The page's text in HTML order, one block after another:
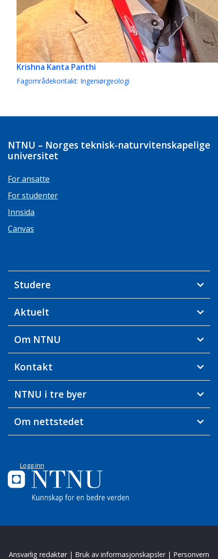
Krishna Kanta Panthi
Fagområdekontakt: Ingeniørgeologi
NTNU – Norges teknisk-naturvitenskapelige
universitet
For ansatte
For studenter
Innsida
Canvas
Studere
Aktuelt
Om NTNU
Kontakt
NTNU i tre byer
Om nettstedet
Logg inn
Ansvarlig redaktør| Bruk av informasjonskapsler| Personvern